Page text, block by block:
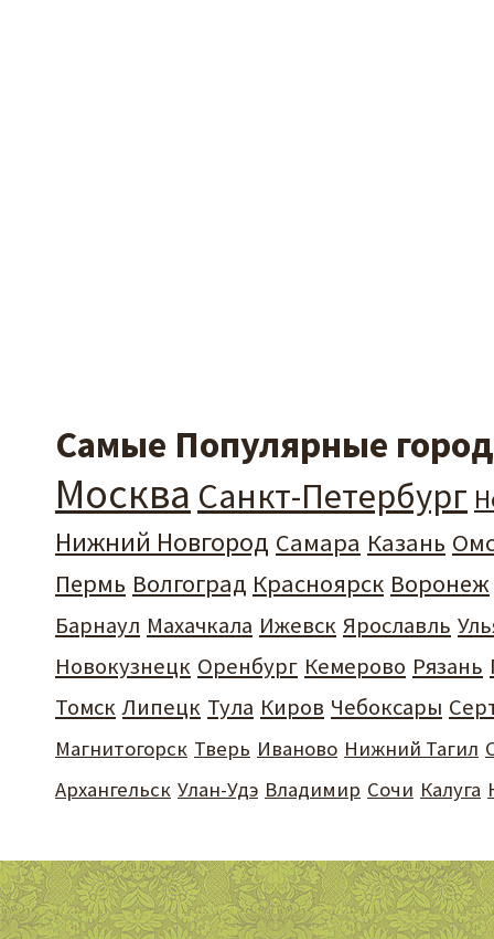
Самые Популярные
Москва Санкт-Петербург
Нижний Новгород Самара Казань
Пермь Волгоград Красноярск Воронеж
Барнаул Махачкала Ижевск Ярославль
Новокузнецк Оренбург Кемерово Рязань
Томск Липецк Тула Киров Чебоксары
Магнитогорск Тверь Иваново Нижний Тагил
Архангельск Улан-Удэ Владимир Сочи Калуга